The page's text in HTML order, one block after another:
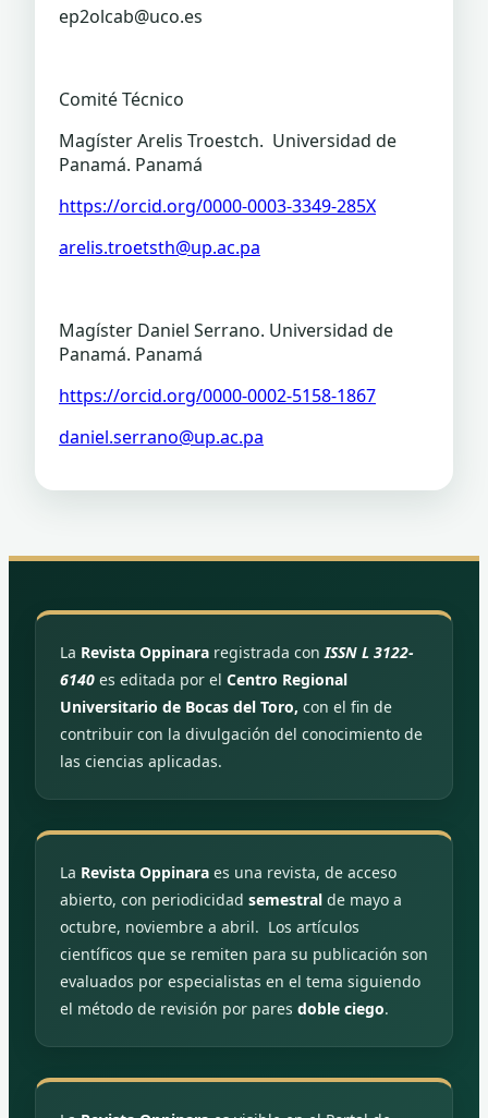
ep2olcab@uco.es
Comité Técnico
Magíster Arelis Troestch. Universidad de
Panamá. Panamá
https://orcid.org/0000-0003-3349-285X
arelis.troetsth@up.ac.pa
Magíster Daniel Serrano. Universidad de
Panamá. Panamá
https://orcid.org/0000-0002-5158-1867
daniel.serrano@up.ac.pa
La Revista Oppinara registrada conISSN L 3122-
6140 es editada por el Centro Regional
Universitario de Bocas del Toro, con el fin de
contribuir con la divulgación del conocimiento de
las ciencias aplicadas.
La Revista Oppinara es una revista, de acceso
abierto, con periodicidad semestral de mayo a
octubre, noviembre a abril. Los artículos
científicos que se remiten para su publicación son
evaluados por especialistas en el tema siguiendo
el método de revisión por pares doble ciego.